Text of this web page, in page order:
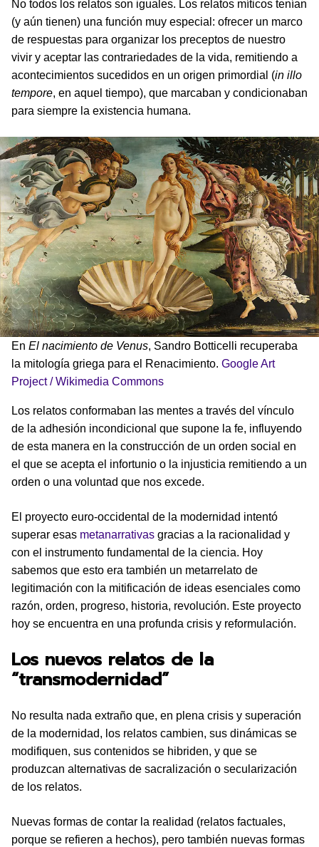
No todos los relatos son iguales. Los relatos míticos tenían
(y aún tienen) una función muy especial: ofrecer un marco
de respuestas para organizar los preceptos de nuestro
vivir y aceptar las contrariedades de la vida, remitiendo a
acontecimientos sucedidos en un origen primordial (in illo
tempore, en aquel tiempo), que marcaban y condicionaban
para siempre la existencia humana.
En El nacimiento de Venus, Sandro Botticelli recuperaba
la mitología griega para el Renacimiento. Google Art
Project / Wikimedia Commons
Los relatos conformaban las mentes a través del vínculo
de la adhesión incondicional que supone la fe, influyendo
de esta manera en la construcción de un orden social en
el que se acepta el infortunio o la injusticia remitiendo a un
orden o una voluntad que nos excede.
El proyecto euro-occidental de la modernidad intentó
superar esas metanarrativas gracias a la racionalidad y
con el instrumento fundamental de la ciencia. Hoy
sabemos que esto era también un metarrelato de
legitimación con la mitificación de ideas esenciales como
razón, orden, progreso, historia, revolución. Este proyecto
hoy se encuentra en una profunda crisis y reformulación.
Los nuevos relatos de la
“transmodernidad”
No resulta nada extraño que, en plena crisis y superación
de la modernidad, los relatos cambien, sus dinámicas se
modifiquen, sus contenidos se hibriden, y que se
produzcan alternativas de sacralización o secularización
de los relatos.
Nuevas formas de contar la realidad (relatos factuales,
porque se refieren a hechos), pero también nuevas formas